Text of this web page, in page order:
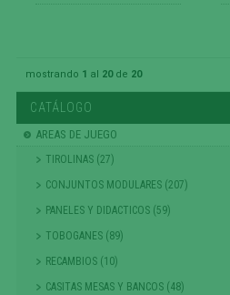
mostrando 1 al 20de 20
CATÁLOGO
AREAS DE JUEGO
TIROLINAS (27)
CONJUNTOS MODULARES (207)
PANELES Y DIDACTICOS (59)
TOBOGANES (89)
RECAMBIOS (10)
CASITAS MESAS Y BANCOS (48)